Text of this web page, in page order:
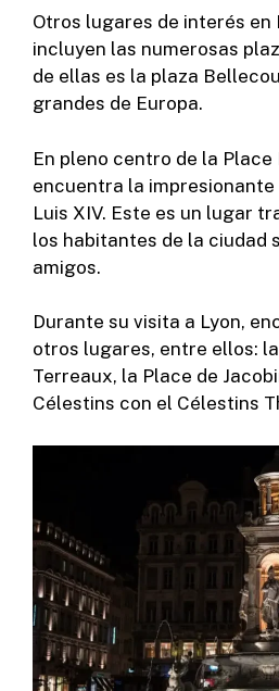
Otros lugares de interés en
incluyen las numerosas
de ellas es la plaza
grandes de Europa.
En pleno centro de la
encuentra la impresionante
Luis XIV. Este es un lugar
los habitantes de la ciudad
amigos.
Durante su visita a Lyon,
otros lugares, entre ellos:
Terreaux, la Place de
Célestins con el Célestins